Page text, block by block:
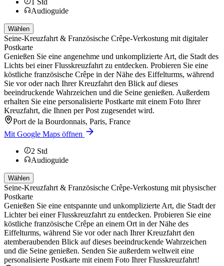
Audioguide
Wählen
Seine-Kreuzfahrt & Französische Crêpe-Verkostung mit digitaler
Postkarte
Genießen Sie eine angenehme und unkomplizierte Art, die Stadt des
Lichts bei einer Flusskreuzfahrt zu entdecken. Probieren Sie eine
köstliche französische Crêpe in der Nähe des Eiffelturms, während
Sie vor oder nach Ihrer Kreuzfahrt den Blick auf dieses
beeindruckende Wahrzeichen und die Seine genießen. Außerdem
erhalten Sie eine personalisierte Postkarte mit einem Foto Ihrer
Kreuzfahrt, die Ihnen per Post zugesendet wird.
Port de la Bourdonnais, Paris, France
Mit Google Maps öffnen
2 Std
Audioguide
Wählen
Seine-Kreuzfahrt & Französische Crêpe-Verkostung mit physischer
Postkarte
Genießen Sie eine entspannte und unkomplizierte Art, die Stadt der
Lichter bei einer Flusskreuzfahrt zu entdecken. Probieren Sie eine
köstliche französische Crêpe an einem Ort in der Nähe des
Eiffelturms, während Sie vor oder nach Ihrer Kreuzfahrt den
atemberaubenden Blick auf dieses beeindruckende Wahrzeichen
und die Seine genießen. Senden Sie außerdem weltweit eine
personalisierte Postkarte mit einem Foto Ihrer Flusskreuzfahrt!